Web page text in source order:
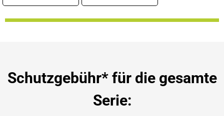
Schutzgebühr* für die gesamte
Serie: